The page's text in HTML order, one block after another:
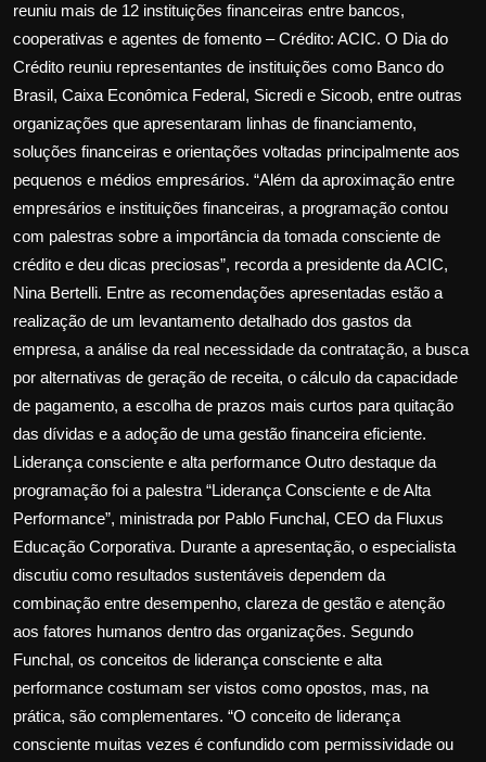
reuniu mais de 12 instituições financeiras entre bancos,
cooperativas e agentes de fomento – Crédito: ACIC. O Dia do
Crédito reuniu representantes de instituições como Banco do
Brasil, Caixa Econômica Federal, Sicredi e Sicoob, entre outras
organizações que apresentaram linhas de financiamento,
soluções financeiras e orientações voltadas principalmente aos
pequenos e médios empresários. “Além da aproximação entre
empresários e instituições financeiras, a programação contou
com palestras sobre a importância da tomada consciente de
crédito e deu dicas preciosas”, recorda a presidente da ACIC,
Nina Bertelli. Entre as recomendações apresentadas estão a
realização de um levantamento detalhado dos gastos da
empresa, a análise da real necessidade da contratação, a busca
por alternativas de geração de receita, o cálculo da capacidade
de pagamento, a escolha de prazos mais curtos para quitação
das dívidas e a adoção de uma gestão financeira eficiente.
Liderança consciente e alta performance Outro destaque da
programação foi a palestra “Liderança Consciente e de Alta
Performance”, ministrada por Pablo Funchal, CEO da Fluxus
Educação Corporativa. Durante a apresentação, o especialista
discutiu como resultados sustentáveis dependem da
combinação entre desempenho, clareza de gestão e atenção
aos fatores humanos dentro das organizações. Segundo
Funchal, os conceitos de liderança consciente e alta
performance costumam ser vistos como opostos, mas, na
prática, são complementares. “O conceito de liderança
consciente muitas vezes é confundido com permissividade ou